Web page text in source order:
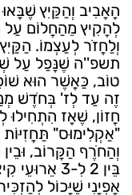
הָאָבִיב וְהַקַּיִץ
לְהָקִיץ מֵהַחֲלוֹם
וְלַחֲזֹר לְעַצְמוֹ.
תשפ''ה שֶׁנָּפַל עַל
טוֹב, כַּאֲשֶׁר הוּא
זֶה עַד לְז' בְּחֹדֶשׁ
חֲזוֹן, שֶׁאָז
"אַקְלִימוּס"
וְהַחֹרֶף הַקָּרוֹב,
בֵּין 2 לִ-3